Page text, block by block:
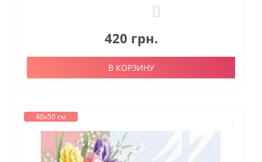
420 грн.
В КОРЗИНУ
40х50 см